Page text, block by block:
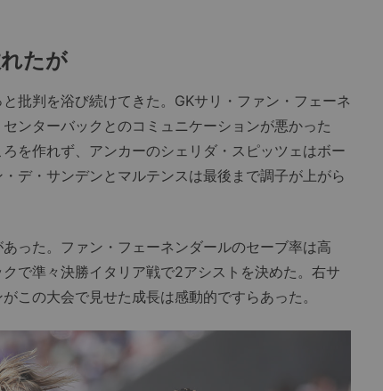
たが
批判を浴び続けてきた。GKサリ・ファン・フェーネ
ンターバックとのコミュニケーションが悪かった
を作れず、アンカーのシェリダ・スピッツェはボー
デ・サンデンとマルテンスは最後まで調子が上がら
った。ファン・フェーネンダールのセーブ率は高
で準々決勝イタリア戦で2アシストを決めた。右サ
この大会で見せた成長は感動的ですらあった。